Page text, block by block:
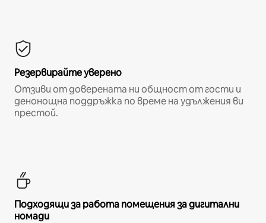
Резервирайте уверено
Отзиви от доверената ни общност от гости и
денонощна поддръжка по време на удължения ви
престой.
Подходящи за работа помещения за дигитални
номади